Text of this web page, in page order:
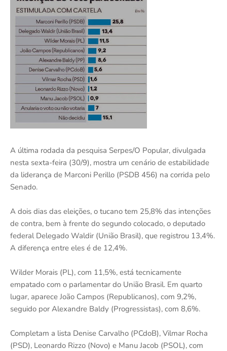
A última rodada da pesquisa Serpes/O Popular, divulgada
nesta sexta-feira (30/9), mostra um cenário de estabilidade
da liderança de Marconi Perillo (PSDB 456) na corrida pelo
Senado.
A dois dias das eleições, o tucano tem 25,8% das intenções
de contra, bem à frente do segundo colocado, o deputado
federal Delegado Waldir (União Brasil), que registrou 13,4%.
A diferença entre eles é de 12,4%.
Wilder Morais (PL), com 11,5%, está tecnicamente
empatado com o parlamentar do União Brasil. Em quarto
lugar, aparece João Campos (Republicanos), com 9,2%,
seguido por Alexandre Baldy (Progressistas), com 8,6%.
Completam a lista Denise Carvalho (PCdoB), Vilmar Rocha
(PSD), Leonardo Rizzo (Novo) e Manu Jacob (PSOL), com